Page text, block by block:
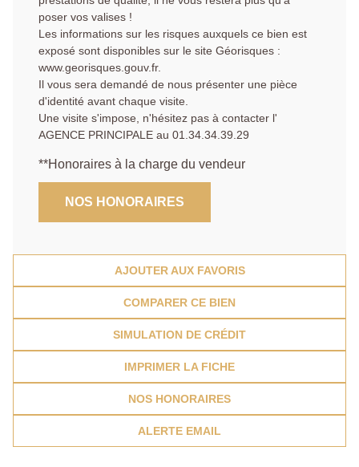
poser vos valises !
Les informations sur les risques auxquels ce bien est
exposé sont disponibles sur le site Géorisques :
www.georisques.gouv.fr.
Il vous sera demandé de nous présenter une pièce
d'identité avant chaque visite.
Une visite s'impose, n'hésitez pas à contacter l'
AGENCE PRINCIPALE au 01.34.34.39.29
**Honoraires à la charge du vendeur
NOS HONORAIRES
AJOUTER AUX FAVORIS
COMPARER CE BIEN
SIMULATION DE CRÉDIT
IMPRIMER LA FICHE
NOS HONORAIRES
ALERTE EMAIL